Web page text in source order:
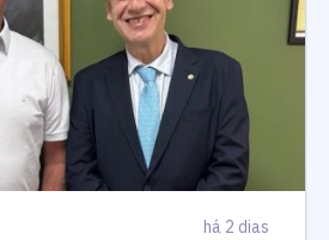
há 2 dias